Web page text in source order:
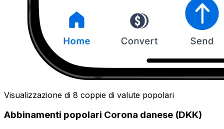
Visualizzazione di 8 coppie di valute popolari
Abbinamenti popolari Corona danese (DKK)